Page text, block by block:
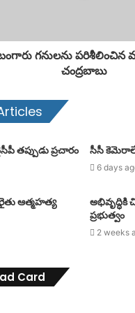
గనులను
చంద్రబాబు
తప్పుడు ప్రచారం సీసీ కెమెరాలే
6 days
ఆత్మహత్య
ప్రభుత్వం
2 weeks
Card